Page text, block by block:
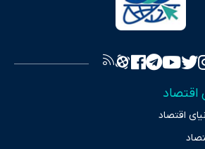
و صداقت»، بستری برای انعکاس آراء متنوع
اقتصادی ارائه دهد. ما در اکوایران با
جست‌وجو کرده و در کنار تحلیل آمارها،
حوزه‌های اثرگذار بر اقتصاد را با رویکردی
می‌دهیم.
اقتصاد
اقتصاد